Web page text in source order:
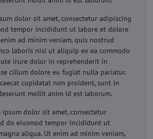
dolor sit amet, consectetur adipiscing
tempor incididunt ut labore et dolore
ad minim veniam, quis nostrud
laboris nisi ut aliquip ex ea commodo
irure dolor in reprehenderit in
cillum dolore eu fugiat nulla pariatur.
cupidatat non proident, sunt in
mollit anim id est laborum.
ipsum dolor sit amet, consectetur
do eiusmod tempor incididunt ut
aliqua. Ut enim ad minim veniam,